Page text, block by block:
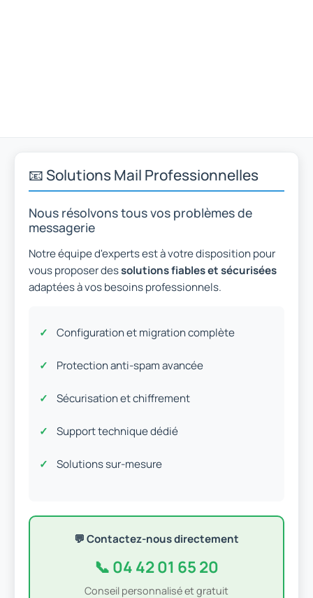
📧 Solutions Mail Professionnelles
Nous résolvons tous vos problèmes de
messagerie
Notre équipe d'experts est à votre disposition pour
vous proposer dessolutions fiables et sécurisées
adaptées à vos besoins professionnels.
Configuration et migration complète
Protection anti-spam avancée
Sécurisation et chiffrement
Support technique dédié
Solutions sur-mesure
💬 Contactez-nous directement
📞 04 42 01 65 20
Conseil personnalisé et gratuit